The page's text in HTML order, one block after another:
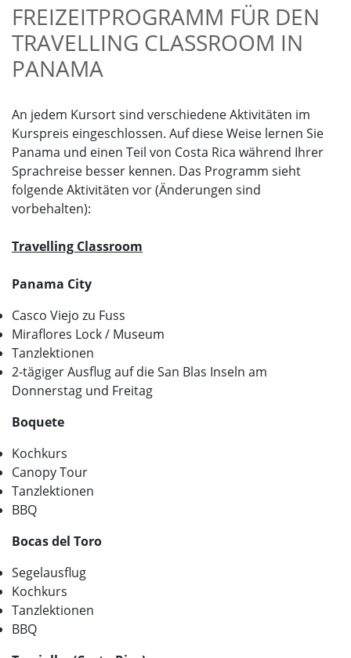
FREIZEITPROGRAMM FÜR DEN
TRAVELLING CLASSROOM IN
PANAMA
An jedem Kursort sind verschiedene Aktivitäten im
Kurspreis eingeschlossen. Auf diese Weise lernen Sie
Panama und einen Teil von Costa Rica während Ihrer
Sprachreise besser kennen. Das Programm sieht
folgende Aktivitäten vor (Änderungen sind
vorbehalten):
Travelling Classroom
Panama City
Casco Viejo zu Fuss
Miraflores Lock / Museum
Tanzlektionen
2-tägiger Ausflug auf die San Blas Inseln am
Donnerstag und Freitag
Boquete
Kochkurs
Canopy Tour
Tanzlektionen
BBQ
Bocas del Toro
Segelausflug
Kochkurs
Tanzlektionen
BBQ